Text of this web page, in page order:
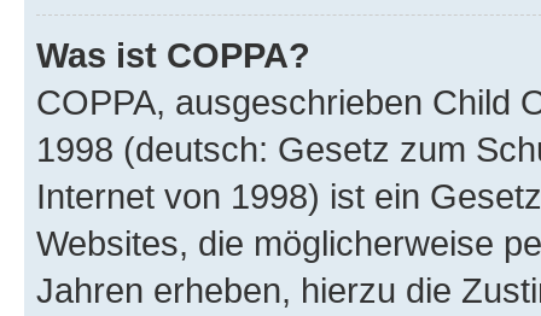
Was ist COPPA?
COPPA, ausgeschrieben Child
1998 (deutsch: Gesetz zum
Internet von 1998) ist ein
Websites, die möglicherweise
Jahren erheben, hierzu die